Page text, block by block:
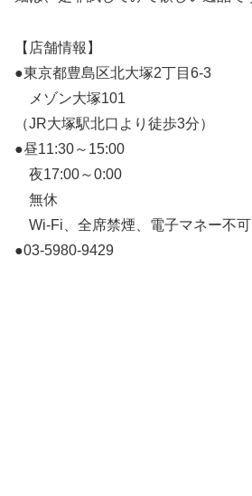
【店舗情報】
●東京都豊島区北大塚2丁目6-3
メゾン大塚101
（JR大塚駅北口より徒歩3分）
●昼11:30～15:00
夜17:00～0:00
無休
Wi-Fi、全席禁煙、電子マネー不可
●03-5980-9429